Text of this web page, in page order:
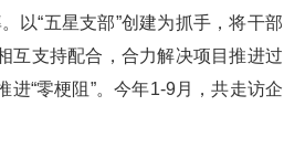
以“五星支部”创建为抓手，将干部
互支持配合，合力解决项目推进过
“零梗阻”。今年1-9月，共走访企